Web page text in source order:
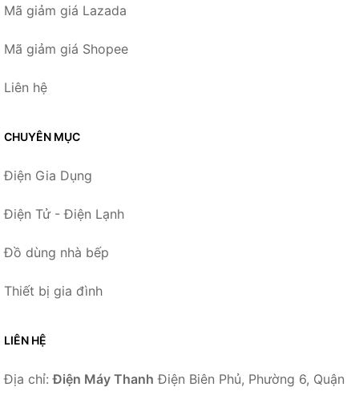
Mã giảm giá Lazada
Mã giảm giá Shopee
Liên hệ
CHUYÊN MỤC
Điện Gia Dụng
Điện Tử - Điện Lạnh
Đồ dùng nhà bếp
Thiết bị gia đình
LIÊN HỆ
Địa chỉ:Điện Máy Thanh Điện Biên Phủ, Phường 6, Quận